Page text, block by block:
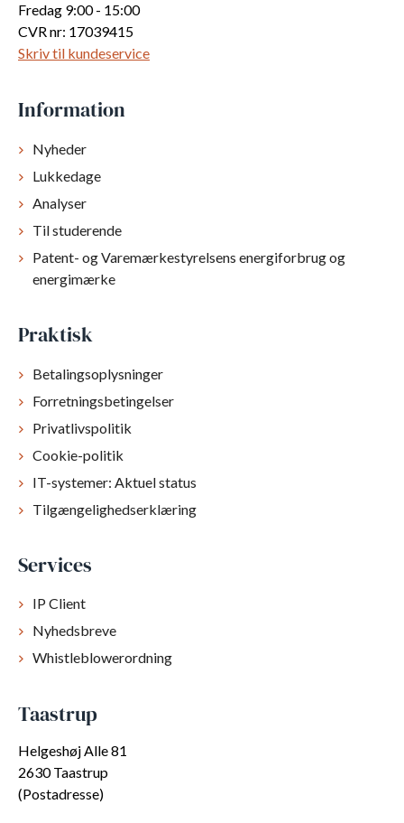
Fredag 9:00 - 15:00
CVR nr: 17039415
Skriv til kundeservice
Information
Nyheder
Lukkedage
Analyser
Til studerende
Patent- og Varemærkestyrelsens energiforbrug og
energimærke
Praktisk
Betalingsoplysninger
Forretningsbetingelser
Privatlivspolitik
Cookie-politik
IT-systemer: Aktuel status
Tilgængelighedserklæring
Services
IP Client
Nyhedsbreve
Whistleblowerordning
Taastrup
Helgeshøj Alle 81
2630 Taastrup
(Postadresse)